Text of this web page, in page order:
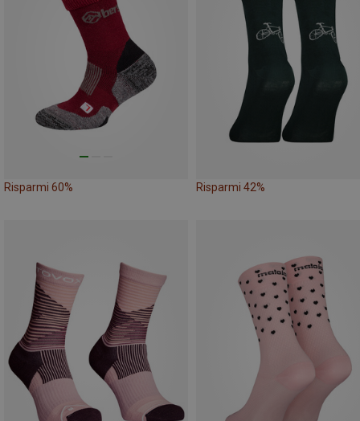
Risparmi 60% Risparmi 42%